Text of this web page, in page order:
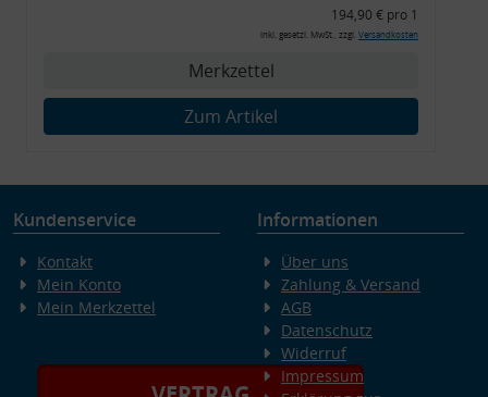
194,90 € pro 1
inkl. gesetzl. MwSt., zzgl. Versandkosten
Merkzettel
Zum Artikel
Kundenservice
Kontakt
Mein Konto
Mein Merkzettel
Informationen
Über uns
Zahlung & Versand
AGB
Datenschutz
Widerruf
Impressum